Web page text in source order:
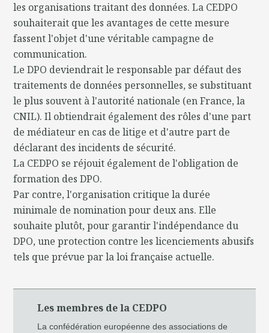
les organisations traitant des données. La CEDPO
souhaiterait que les avantages de cette mesure
fassent l'objet d'une véritable campagne de
communication.
Le DPO deviendrait le responsable par défaut des
traitements de données personnelles, se substituant
le plus souvent à l'autorité nationale (en France, la
CNIL). Il obtiendrait également des rôles d'une part
de médiateur en cas de litige et d'autre part de
déclarant des incidents de sécurité.
La CEDPO se réjouit également de l'obligation de
formation des DPO.
Par contre, l'organisation critique la durée
minimale de nomination pour deux ans. Elle
souhaite plutôt, pour garantir l'indépendance du
DPO, une protection contre les licenciements abusifs
tels que prévue par la loi française actuelle.
Les membres de la CEDPO
La confédération européenne des associations de